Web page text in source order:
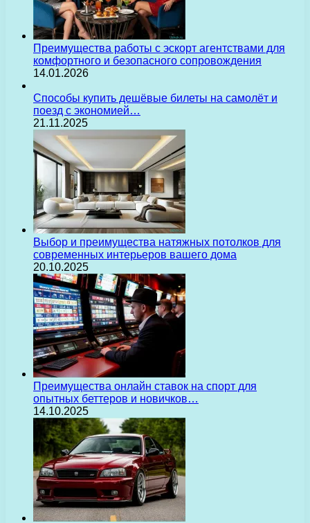
Преимущества работы с эскорт агентствами для
комфортного и безопасного сопровождения
14.01.2026
Способы купить дешёвые билеты на самолёт и
поезд с экономией…
21.11.2025
Выбор и преимущества натяжных потолков для
современных интерьеров вашего дома
20.10.2025
Преимущества онлайн ставок на спорт для
опытных беттеров и новичков…
14.10.2025